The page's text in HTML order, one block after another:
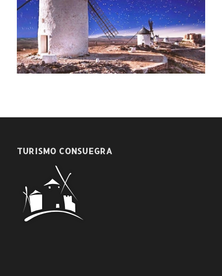
TURISMO CONSUEGRA